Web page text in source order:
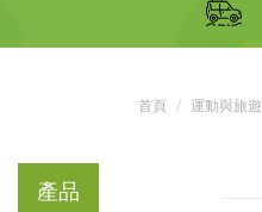
首頁 運動與旅遊
產品